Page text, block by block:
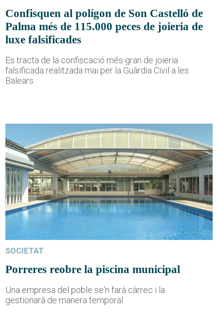
Confisquen al polígon de Son Castelló de
Palma més de 115.000 peces de joieria de
luxe falsificades
Es tracta de la confiscació més gran de joieria
falsificada realitzada mai per la Guàrdia Civil a les
Balears
SOCIETAT
Porreres reobre la piscina municipal
Una empresa del poble se'n farà càrrec i la
gestionarà de manera temporal